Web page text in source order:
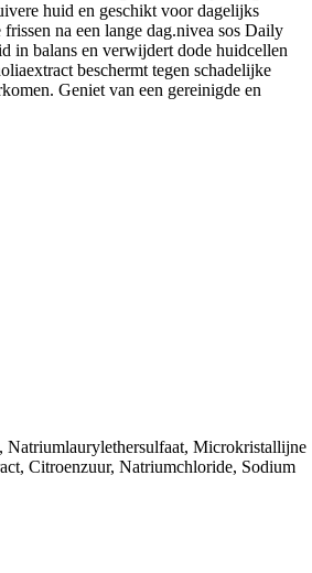
huid en geschikt voor dagelijks
na een lange dag.nivea sos Daily
in balans en verwijdert dode huidcellen
beschermt tegen schadelijke
Geniet van een gereinigde en
Natriumlaurylethersulfaat, Microkristallijne
Citroenzuur, Natriumchloride, Sodium